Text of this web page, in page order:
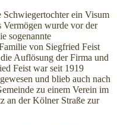
ein Visum
Vermögen wurde vor der
sogenannte
von Siegfried Feist
Auflösung der Firma und
Feist war seit 1919
und blieb auch nach
zu einem Verein im
an der Kölner Straße zur